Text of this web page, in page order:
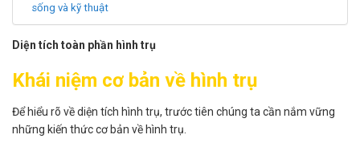
sống và kỹ thuật
Diện tích toàn phần hình trụ
Khái niệm cơ bản về hình trụ
Để hiểu rõ về diện tích hình trụ, trước tiên chúng ta cần nắm vững
những kiến thức cơ bản về hình trụ.